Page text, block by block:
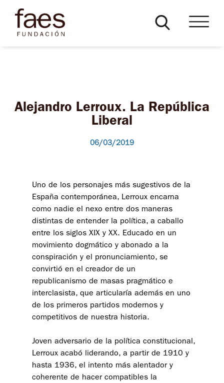
Alejandro Lerroux. La República
Liberal
06/03/2019
Uno de los personajes más sugestivos de la
España contemporánea, Lerroux encarna
como nadie el nexo entre dos maneras
distintas de entender la política, a caballo
entre los siglos XIX y XX. Educado en un
movimiento dogmático y abonado a la
conspiración y el pronunciamiento, se
convirtió en el creador de un
republicanismo de masas pragmático e
interclasista, que articularía además en uno
de los primeros partidos modernos y
competitivos de nuestra historia.
Joven adversario de la política constitucional,
Lerroux acabó liderando, a partir de 1910 y
hasta 1936, el intento más alentador y
coherente de hacer compatibles la